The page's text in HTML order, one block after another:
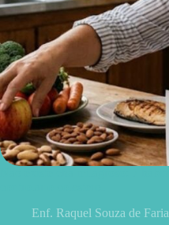
Enf. Raquel Souza de Faria